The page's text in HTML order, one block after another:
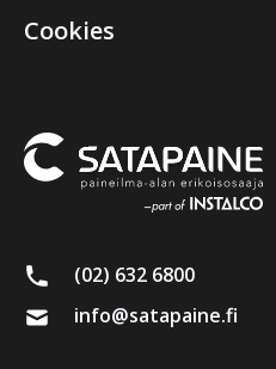
(02) 632 6800
info@satapaine.fi
Cookies